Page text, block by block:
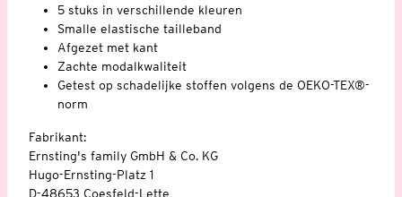
5 stuks in verschillende kleuren
Smalle elastische tailleband
Afgezet met kant
Zachte modalkwaliteit
Getest op schadelijke stoffen volgens de OEKO-TEX®-
norm
Fabrikant:
Ernsting's family GmbH & Co. KG
Hugo-Ernsting-Platz 1
D-48653 Coesfeld-Lette